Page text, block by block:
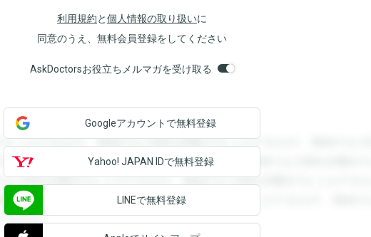
利用規約と個人情報の取り扱いに
同意のうえ、無料会員登録をしてください
AskDoctorsお役立ちメルマガを受け取る
ことができます。登録すると回答を閲覧することができます。登録すると回
す。登録すると回答を閲覧することができます。登録すると回答を閲覧する
と回答を閲覧することができます。登録すると回答を閲覧することができま
することができます。登録すると回答を閲覧することができます。登録する
きます。
Googleアカウントで無料登録
Yahoo! JAPAN IDで無料登録
LINEで無料登録